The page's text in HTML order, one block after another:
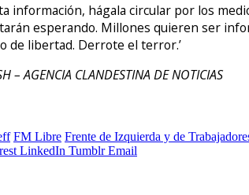
información, hágala circular por los
esperando. Millones quieren ser
de libertad. Derrote el terror.’
– AGENCIA CLANDESTINA DE NOTICIAS
FM Libre Frente de Izquierda y de
LinkedIn Tumblr Email